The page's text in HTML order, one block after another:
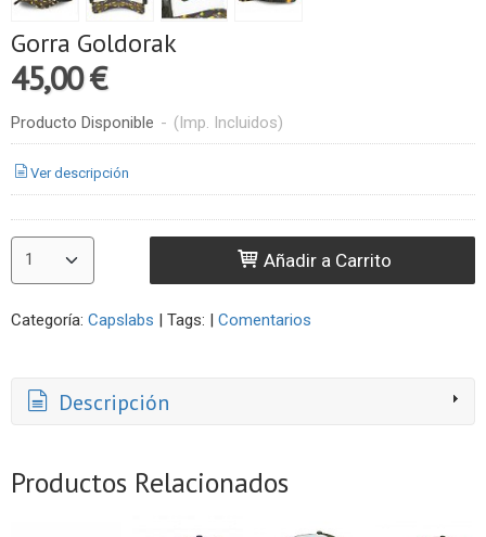
Gorra Goldorak
45,00 €
Producto Disponible - (Imp. Incluidos)
Ver descripción
Añadir a Carrito
Categoría: Capslabs | Tags: | Comentarios
Descripción
Productos Relacionados